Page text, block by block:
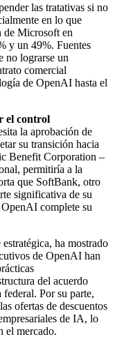
las tratativas si no
en lo que
de Microsoft en
y un 49%. Fuentes
no lograrse un
comercial
de OpenAI hasta el
el control
la aprobación de
su transición hacia
Benefit Corporation –
permitiría a la
que SoftBank, otro
significativa de su
complete su
ha mostrado
de OpenAI han
del acuerdo
Por su parte,
ofertas de descuentos
de IA, lo
el mercado.